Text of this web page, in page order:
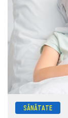
SĂNĂTATE